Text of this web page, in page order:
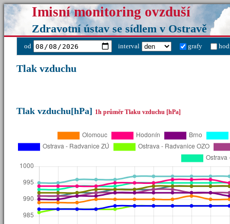
Imisní monitoring ovzduší
Zdravotní ústav se sídlem v Ostravě
od interval grafy
Tlak vzduchu
Tlak vzduchu[hPa] 1h průměr Tlaku vzduchu [hPa]